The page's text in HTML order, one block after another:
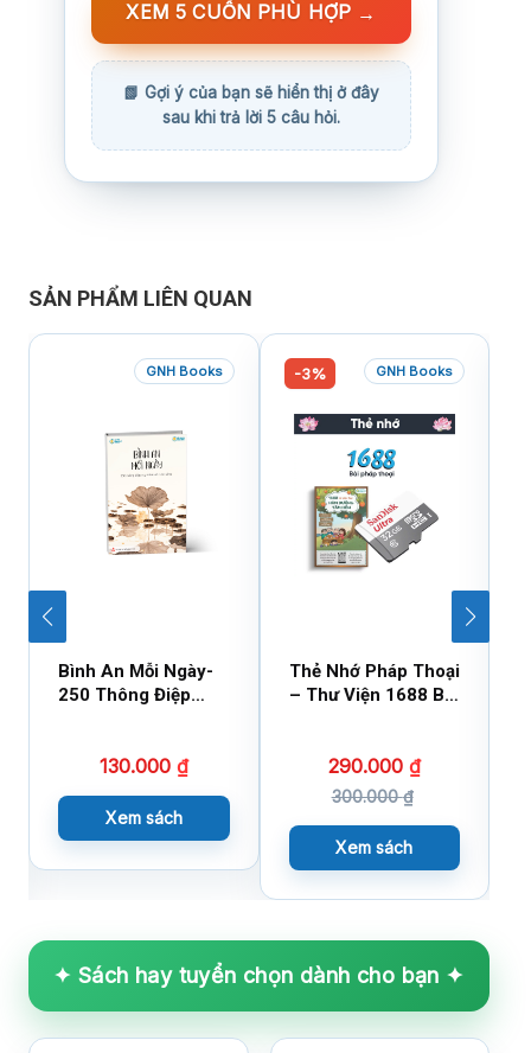
XEM 5 CUỐN PHÙ HỢP →
SẢN PHẨM LIÊN QUAN
GNH Books
Bình An Mỗi Ngày-
250 Thông Điệp
130.000 ₫
Xem sách
-3% GNH Books
Thẻ Nhớ Pháp Thoại
– Thư Viện 1688 Bài
290.000 ₫
300.000₫
Xem sách
✦ Sách hay tuyển chọn dành cho bạn ✦